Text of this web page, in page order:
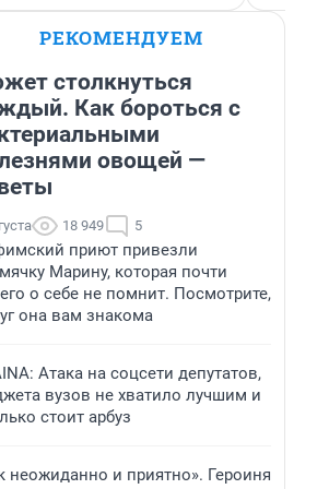
РЕКОМЕНДУЕМ
столкнуться
Как бороться с
овощей —
18 949 5
приют привезли
Марину, которая почти
о себе не помнит. Посмотрите,
она вам знакома
Атака на соцсети депутатов,
вузов не хватило лучшим и
стоит арбуз
неожиданно и приятно». Героиня